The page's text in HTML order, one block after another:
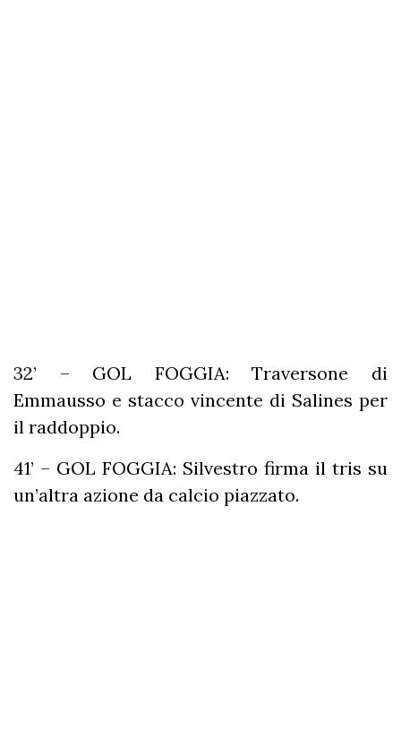
32’ – GOL FOGGIA: Traversone di
Emmausso e stacco vincente di Salines per
il raddoppio.
41’ – GOL FOGGIA: Silvestro firma il tris su
un’altra azione da calcio piazzato.